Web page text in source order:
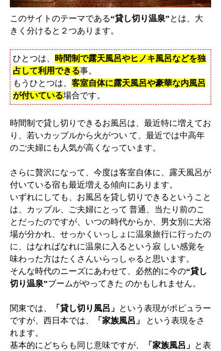
このサイトのテーマである“貸し切り温泉” とは、大
きく分けると２つあります。
ひとつは、 時間制で露天風呂やヒノキ風呂などを独
占して利用できる事。
もうひとつは、 客室自体に露天風呂や豪華な内風呂
が付いている場合です。
時間制で貸し切りできるお風呂は、最近特に増えてお
り、若いカップルから火がつい て、最近では中高年
のご夫婦にも人気が高くなっています。
さらに贅沢になって、今度は客室自体に、露天風呂が
付いている宿も最近増える傾向にあります。
いずれにしても、お風呂を貸し切りできるということ
は、カップル、ご夫婦にとって 普通、当たり前のこ
とだったのですが、いつの時代からか、男女別に大浴
場が分かれ、せっかくいっしょに温泉旅行に行ったの
に、はなればなれに温泉に入るという寂 しい感覚を
味わった方はたくさんいらっしゃると思います。
そんな時代のニーズにあわせて、必然的に今の“貸し
切り温泉”ブームがやってきた のかもしれません。
関東では、 「貸し切り風呂」
という表現がポピュラー
ですが、西日本では、
「家族風呂」
という表現をさ
れます。
基本的にどちらも同じ意味ですが、
「家族風呂」
と表